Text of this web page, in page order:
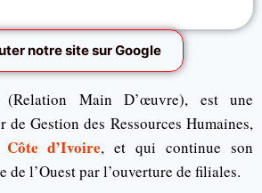
notre site sur Google
Main D’œuvre), est une
de Gestion des Ressources Humaines,
Côte d’Ivoire, et qui continue son
de l’Ouest par l’ouverture de filiales.